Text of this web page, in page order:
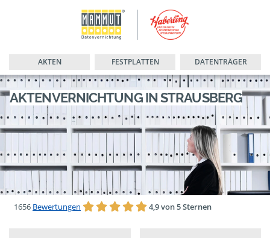
AKTEN FESTPLATTEN DATENTRÄGER
AKTENVERNICHTUNG IN STRAUSBERG
1656 Bewertungen 4,9 von 5 Sternen